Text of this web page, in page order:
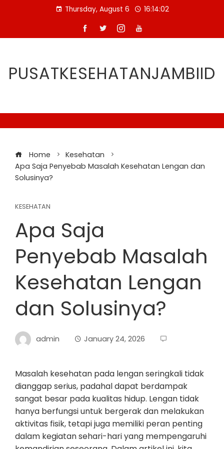
Thursday, August 6 16:14:03
PUSATKESEHATANJAMBIID
Home
Kesehatan
Apa Saja Penyebab Masalah Kesehatan Lengan dan
Solusinya?
KESEHATAN
Apa Saja
Penyebab Masalah
Kesehatan Lengan
dan Solusinya?
admin January 24, 2026
Masalah kesehatan pada lengan seringkali tidak
dianggap serius, padahal dapat berdampak
sangat besar pada kualitas hidup. Lengan tidak
hanya berfungsi untuk bergerak dan melakukan
aktivitas fisik, tetapi juga memiliki peran penting
dalam kegiatan sehari-hari yang mempengaruhi